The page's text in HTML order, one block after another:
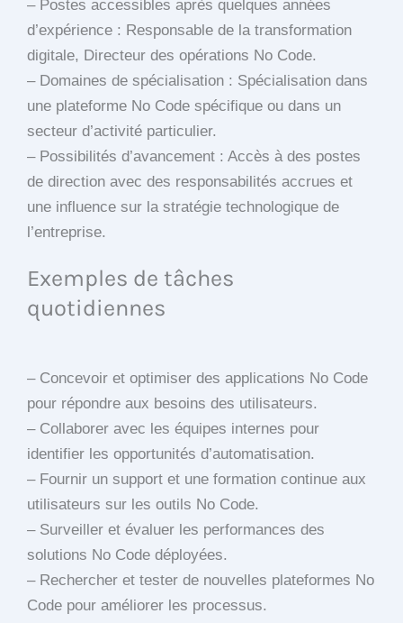
– Postes accessibles après quelques années
d’expérience : Responsable de la transformation
digitale, Directeur des opérations No Code.
– Domaines de spécialisation : Spécialisation dans
une plateforme No Code spécifique ou dans un
secteur d’activité particulier.
– Possibilités d’avancement : Accès à des postes
de direction avec des responsabilités accrues et
une influence sur la stratégie technologique de
l’entreprise.
Exemples de tâches
quotidiennes
– Concevoir et optimiser des applications No Code
pour répondre aux besoins des utilisateurs.
– Collaborer avec les équipes internes pour
identifier les opportunités d’automatisation.
– Fournir un support et une formation continue aux
utilisateurs sur les outils No Code.
– Surveiller et évaluer les performances des
solutions No Code déployées.
– Rechercher et tester de nouvelles plateformes No
Code pour améliorer les processus.